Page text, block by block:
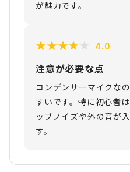
が魅力です。
★★★★ ★ 4.0
注意が必要な点
コンデンサーマイクな
すいです。特に初心者
ップノイズや外の音が
す。